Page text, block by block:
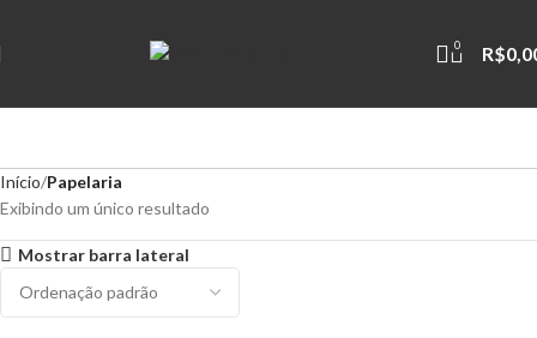
0 R$
Início Papelaria
Exibindo um único resultado
Mostrar barra lateral